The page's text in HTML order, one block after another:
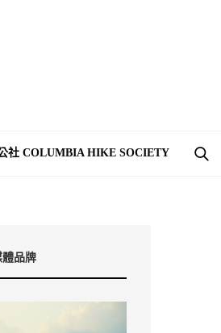
社 COLUMBIA HIKE SOCIETY
體品牌